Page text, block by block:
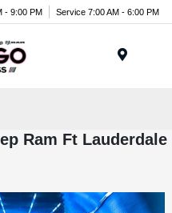
- 9:00 PM Service 7:00 AM - 6:00 PM
Ram Ft Lauderdale